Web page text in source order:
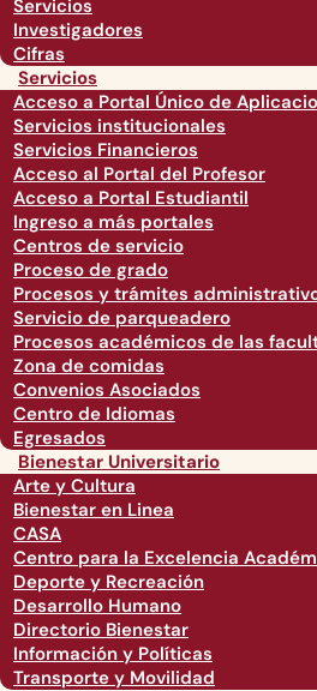
Servicios
Investigadores
Cifras
Servicios
Acceso a Portal Único de
Servicios institucionales
Servicios Financieros
Acceso al Portal del Profesor
Acceso a Portal Estudiantil
Ingreso a más portales
Centros de servicio
Proceso de grado
Procesos y trámites
Servicio de parqueadero
Procesos académicos de las
Zona de comidas
Convenios Asociados
Centro de Idiomas
Egresados
Bienestar Universitario
Arte y Cultura
Bienestar en Linea
CASA
Centro para la Excelencia
Deporte y Recreación
Desarrollo Humano
Directorio Bienestar
Información y Políticas
Transporte y Movilidad